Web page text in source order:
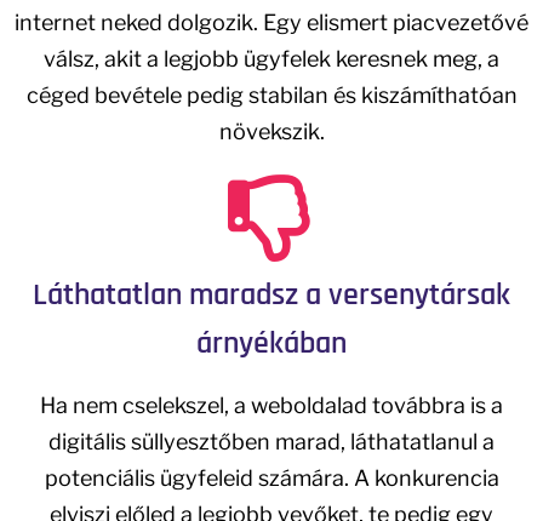
internet neked dolgozik. Egy elismert piacvezetővé
válsz, akit a legjobb ügyfelek keresnek meg, a
céged bevétele pedig stabilan és kiszámíthatóan
növekszik.
Láthatatlan maradsz a versenytársak
árnyékában
Ha nem cselekszel, a weboldalad továbbra is a
digitális süllyesztőben marad, láthatatlanul a
potenciális ügyfeleid számára. A konkurencia
elviszi előled a legjobb vevőket, te pedig egy